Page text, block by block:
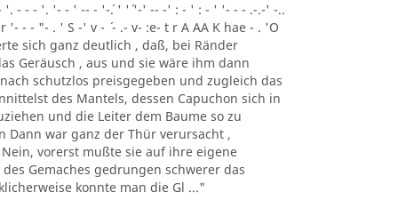
- - '. '- - ' -- - '-´. ' '´ '-' -- -' : - ' : - ' '- - - .-.-' -..
- - "- . ' S -' v - ´ - .- v- :e- t r A AA K hae - . 'O
sich ganz deutlich , daß, bei Ränder
Geräusch , aus und sie wäre ihm dann
schutzlos preisgegeben und zugleich das
des Mantels, dessen Capuchon sich in
und die Leiter dem Baume so zu
Dann war ganz der Thür verursacht ,
vorerst mußte sie auf ihre eigene
Gemaches gedrungen schwerer das
konnte man die Gl ..."